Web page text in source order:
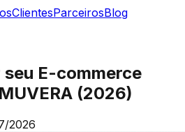
ClientesParceirosBlog
E-commerce
(2026)
2026